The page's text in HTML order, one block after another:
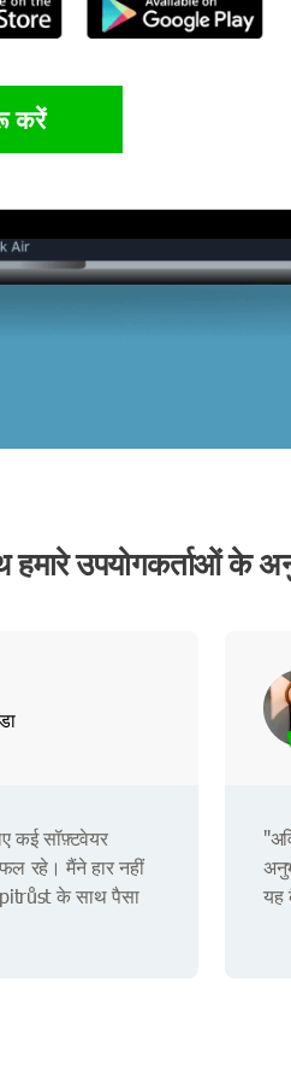
करें
उपयोगकर्ताओं के
कई सॉफ़्टवेयर
रहे। मैंने हार नहीं
के साथ पैसा
यह